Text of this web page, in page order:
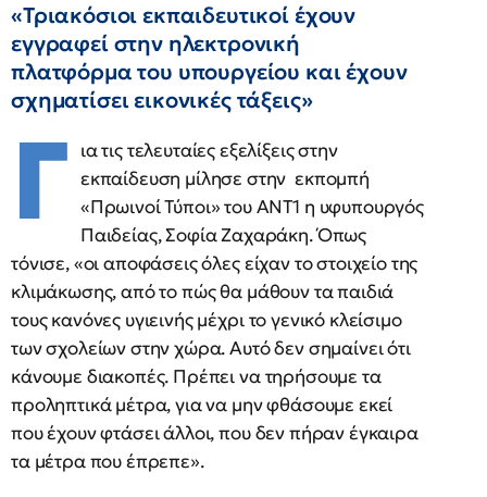
«Τριακόσιοι εκπαιδευτικοί έχουν
εγγραφεί στην ηλεκτρονική
πλατφόρμα του υπουργείου και έχουν
σχηματίσει εικονικές τάξεις»
Γ ια τις τελευταίες εξελίξεις στην
εκπαίδευση μίλησε στην εκπομπή
«Πρωινοί Τύποι» του ΑΝΤ1 η υφυπουργός
Παιδείας, Σοφία Ζαχαράκη. Όπως
τόνισε, «οι αποφάσεις όλες είχαν το στοιχείο της
κλιμάκωσης, από το πώς θα μάθουν τα παιδιά
τους κανόνες υγιεινής μέχρι το γενικό κλείσιμο
των σχολείων στην χώρα. Αυτό δεν σημαίνει ότι
κάνουμε διακοπές. Πρέπει να τηρήσουμε τα
προληπτικά μέτρα, για να μην φθάσουμε εκεί
που έχουν φτάσει άλλοι, που δεν πήραν έγκαιρα
τα μέτρα που έπρεπε».